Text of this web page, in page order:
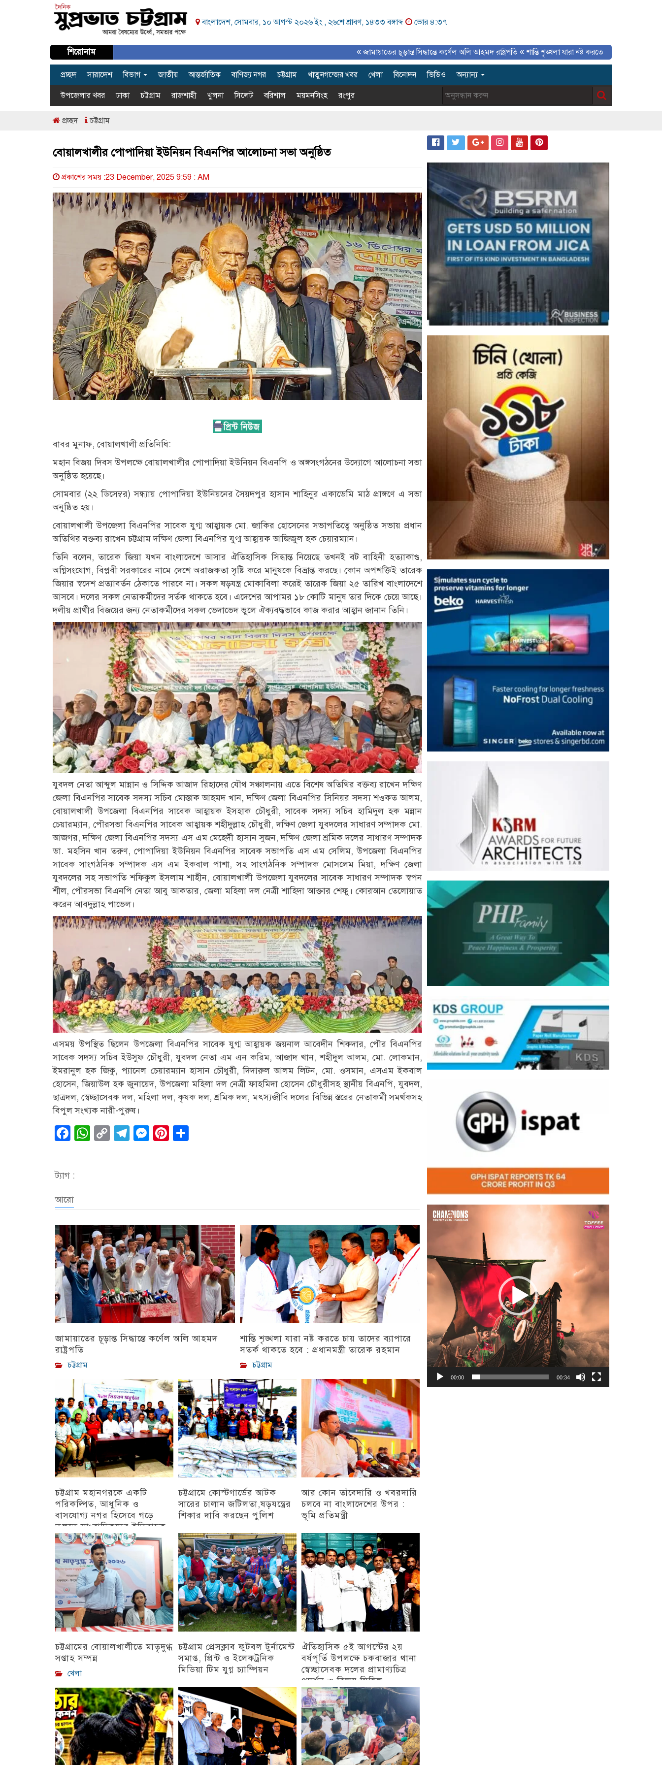
বাংলাদেশ, সোমবার, ১০ আগস্ট ২০২৬ ইং , ২৬শে শ্রাবণ, ১৪৩৩ বঙ্গাব্দ ভোর ৪:৩৭
শিরোনাম জামায়াতের চূড়ান্ত সিদ্ধান্তে কর্ণেল অলি আহমদ রাষ্ট্রপতি শান্তি শৃঙ্খলা যারা নষ্ট করতে চায় তাদের ব্যাপারে সতর্ক
প্রচ্ছদ সারাদেশ বিভাগ জাতীয় আন্তর্জাতিক বাণিজ্য নগর চট্টগ্রাম খাতুনগন্জের খবর খেলা বিনোদন ভিডিও অন্যান্য
উপজেলার খবর ঢাকা চট্টগ্রাম রাজশাহী খুলনা সিলেট বরিশাল ময়মনসিংহ রংপুর
প্রচ্ছদ চট্টগ্রাম
বোয়ালখালীর পোপাদিয়া ইউনিয়ন বিএনপির আলোচনা সভা অনুষ্ঠিত
প্রকাশের সময় :23 December, 2025 9:59 : AM
বাবর মুনাফ, বোয়ালখালী প্রতিনিধি:
মহান বিজয় দিবস উপলক্ষে বোয়ালখালীর পোপাদিয়া ইউনিয়ন বিএনপি ও অঙ্গসংগঠনের উদ্যোগে আলোচনা সভা
অনুষ্ঠিত হয়েছে।
সোমবার (২২ ডিসেম্বর) সন্ধ্যায় পোপাদিয়া ইউনিয়নের সৈয়দপুর হাসান শাহিনুর একাডেমি মাঠ প্রাঙ্গণে এ সভা
অনুষ্ঠিত হয়।
বোয়ালখালী উপজেলা বিএনপির সাবেক যুগ্ম আহ্বায়ক মো. জাকির হোসেনের সভাপতিত্বে অনুষ্ঠিত সভায় প্রধান
অতিথির বক্তব্য রাখেন চট্টগ্রাম দক্ষিণ জেলা বিএনপির যুগ্ম আহ্বায়ক আজিজুল হক চেয়ারম্যান।
তিনি বলেন, তারেক জিয়া যখন বাংলাদেশে আসার ঐতিহাসিক সিদ্ধান্ত নিয়েছে তখনই বট বাহিনী হত্যাকাণ্ড,
অগ্নিসংযোগ, বিপ্লবী সরকারের নামে দেশে অরাজকতা সৃষ্টি করে মানুষকে বিভ্রান্ত করছে। কোন অপশক্তিই তারেক
জিয়ার স্বদেশ প্রত্যাবর্তন ঠেকাতে পারবে না। সকল ষড়যন্ত্র মোকাবিলা করেই তারেক জিয়া ২৫ তারিখ বাংলাদেশে
আসবে। দলের সকল নেতাকর্মীদের সর্তক থাকতে হবে। এদেশের আপামর ১৮ কোটি মানুষ তার দিকে চেয়ে আছে।
দলীয় প্রার্থীর বিজয়ের জন্য নেতাকর্মীদের সকল ভেদাভেদ ভুলে ঐক্যবদ্ধভাবে কাজ করার আহ্বান জানান তিনি।
যুবদল নেতা আব্দুল মান্নান ও সিদ্দিক আজাদ রিহাদের যৌথ সঞ্চালনায় এতে বিশেষ অতিথির বক্তব্য রাখেন দক্ষিণ
জেলা বিএনপির সাবেক সদস্য সচিব মোস্তাক আহমদ খান, দক্ষিণ জেলা বিএনপির সিনিয়র সদস্য শওকত আলম,
বোয়ালখালী উপজেলা বিএনপির সাবেক আহ্বায়ক ইসহাক চৌধুরী, সাবেক সদস্য সচিব হামিদুল হক মন্নান
চেয়ারম্যান, পৌরসভা বিএনপির সাবেক আহ্বায়ক শহীদুল্লাহ চৌধুরী, দক্ষিণ জেলা যুবদলের সাধারণ সম্পাদক মো.
আজগর, দক্ষিণ জেলা বিএনপির সদস্য এস এম মেহেদী হাসান সুজন, দক্ষিণ জেলা শ্রমিক দলের সাধারণ সম্পাদক
ডা. মহসিন খান তরুণ, পোপাদিয়া ইউনিয়ন বিএনপির সাবেক সভাপতি এস এম সেলিম, উপজেলা বিএনপির
সাবেক সাংগঠনিক সম্পাদক এস এম ইকবাল পাশা, সহ সাংগঠনিক সম্পাদক মোসলেম মিয়া, দক্ষিণ জেলা
যুবদলের সহ সভাপতি শফিকুল ইসলাম শাহীন, বোয়ালখালী উপজেলা যুবদলের সাবেক সাধারণ সম্পাদক স্বপন
শীল, পৌরসভা বিএনপি নেতা আবু আকতার, জেলা মহিলা দল নেত্রী শাহিদা আক্তার শেফু। কোরআন তেলোয়াত
করেন আবদুল্লাহ পাভেল।
এসময় উপস্থিত ছিলেন উপজেলা বিএনপির সাবেক যুগ্ম আহ্বায়ক জয়নাল আবেদীন শিকদার, পৌর বিএনপির
সাবেক সদস্য সচিব ইউসুফ চৌধুরী, যুবদল নেতা এম এন করিম, আজাদ খান, শহীদুল আলম, মো. লোকমান,
ইমরানুল হক জিকু, প্যানেল চেয়ারম্যান হাসান চৌধুরী, দিদারুল আলম লিটন, মো. ওসমান, এসএম ইকবাল
হোসেন, জিয়াউল হক জুনায়েদ, উপজেলা মহিলা দল নেত্রী ফাহমিদা হোসেন চৌধুরীসহ স্থানীয় বিএনপি, যুবদল,
ছাত্রদল, স্বেচ্ছাসেবক দল, মহিলা দল, কৃষক দল, শ্রমিক দল, মৎস্যজীবি দলের বিভিন্ন স্তরের নেতাকর্মী সমর্থকসহ
বিপুল সংখ্যক নারী-পুরুষ।
Facebook
WhatsApp
CopyTelegram
Messenger
Pinterest
ট্যাগ :
আরো
জামায়াতের চূড়ান্ত সিদ্ধান্তে কর্ণেল অলি আহমদ
রাষ্ট্রপতি
চট্টগ্রাম
শান্তি শৃঙ্খলা যারা নষ্ট করতে চায় তাদের ব্যাপারে
সতর্ক থাকতে হবে : প্রধানমন্ত্রী তারেক রহমান
চট্টগ্রাম
চট্টগ্রাম মহানগরকে একটি
পরিকল্পিত, আধুনিক ও
বাসযোগ্য নগর হিসেবে গড়ে
তুলতে সাংবাদিকদের ইতিবাচক
ভূমিকা গুরুত্বপূর্ণ : সিডিএ
চেয়ারম্যান
চট্টগ্রাম
চট্টগ্রামে কোস্টগার্ডের আটক
সারের চালান জটিলতা,ষড়যন্ত্রের
শিকার দাবি করছেন পুলিশ
আর কোন তাঁবেদারি ও খবরদারি
চলবে না বাংলাদেশের উপর :
ভূমি প্রতিমন্ত্রী
চট্টগ্রামের বোয়ালখালীতে মাতৃদুগ্ধ
সপ্তাহ সম্পন্ন
খেলা
চট্টগ্রাম প্রেসক্লাব ফুটবল টুর্নামেন্ট
সমাপ্ত, প্রিন্ট ও ইলেকট্রনিক
মিডিয়া টিম যুগ্ন চ্যাম্পিয়ন
ঐতিহাসিক ৫ই আগস্টের ২য়
বর্ষপূর্তি উপলক্ষে চকবাজার থানা
স্বেচ্ছাসেবক দলের প্রামাণ্যচিত্র
প্রদর্শন ও বিজয় মিছিল
চট্টগ্রাম
Video
Player
00:00 00:34